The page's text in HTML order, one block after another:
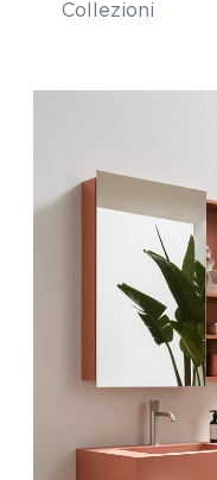
Collezioni